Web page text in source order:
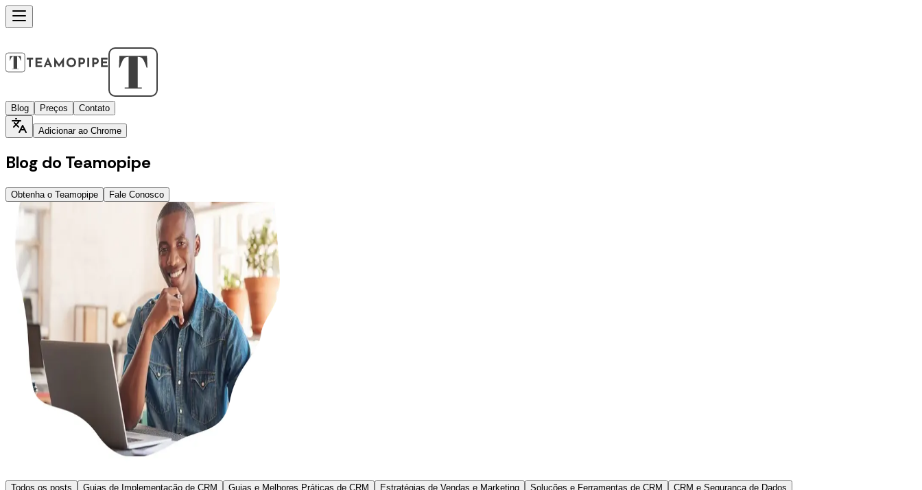
Blog Preços Contato
Adicionar ao Chrome
Blog do Teamopipe
Obtenha o Teamopipe Fale Conosco
Todos os posts Guias de Implementação de CRM Guias e Melhores Práticas de CRM Estratégias de Vendas e Marketing Soluções e Ferramentas de CRM
CRM e Segurança de Dados